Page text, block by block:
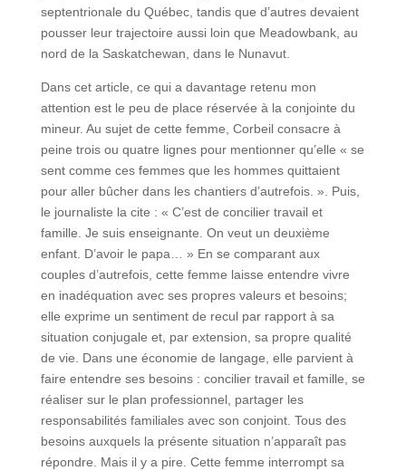
septentrionale du Québec, tandis que d’autres devaient
pousser leur trajectoire aussi loin que Meadowbank, au
nord de la Saskatchewan, dans le Nunavut.
Dans cet article, ce qui a davantage retenu mon
attention est le peu de place réservée à la conjointe du
mineur. Au sujet de cette femme, Corbeil consacre à
peine trois ou quatre lignes pour mentionner qu’elle « se
sent comme ces femmes que les hommes quittaient
pour aller bûcher dans les chantiers d’autrefois. ». Puis,
le journaliste la cite : « C’est de concilier travail et
famille. Je suis enseignante. On veut un deuxième
enfant. D’avoir le papa… » En se comparant aux
couples d’autrefois, cette femme laisse entendre vivre
en inadéquation avec ses propres valeurs et besoins;
elle exprime un sentiment de recul par rapport à sa
situation conjugale et, par extension, sa propre qualité
de vie. Dans une économie de langage, elle parvient à
faire entendre ses besoins : concilier travail et famille, se
réaliser sur le plan professionnel, partager les
responsabilités familiales avec son conjoint. Tous des
besoins auxquels la présente situation n’apparaît pas
répondre. Mais il y a pire. Cette femme interrompt sa